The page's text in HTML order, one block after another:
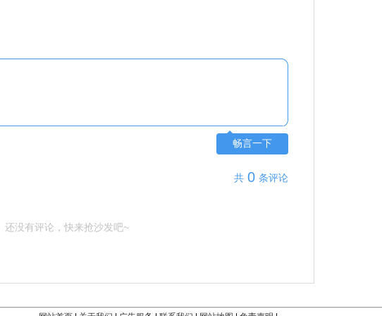
畅言一下
共 0 条评论
还没有评论，快来抢沙发吧~